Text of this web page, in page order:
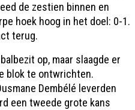
de zestien binnen en
hoek hoog in het doel: 0-1.
terug.
op, maar slaagde er
blok te ontwrichten.
Dembélé leverden
een tweede grote kans